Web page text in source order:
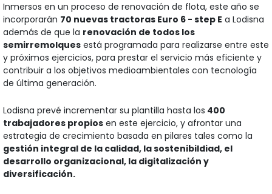
Inmersos en un proceso de renovación de flota, este año se
incorporarán 70 nuevas tractoras Euro 6 - step E a Lodisna
además de que la renovación de todos los
semirremolques está programada para realizarse entre este
y próximos ejercicios, para prestar el servicio más eficiente y
contribuir a los objetivos medioambientales con tecnología
de última generación.
Lodisna prevé incrementar su plantilla hasta los 400
trabajadores propios en este ejercicio, y afrontar una
estrategia de crecimiento basada en pilares tales como la
gestión integral de la calidad, la sostenibildiad, el
desarrollo organizacional, la digitalización y
diversificación.